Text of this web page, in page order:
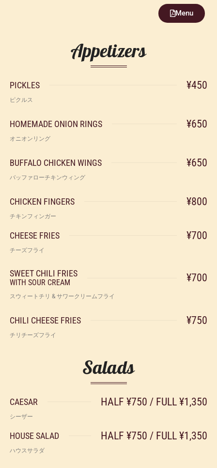
Lunch
To Go
News
Careers
Menu
Appetizers
PICKLES ¥450
ピクルス
HOMEMADE ONION RINGS ¥650
オニオンリング
BUFFALO CHICKEN WINGS ¥650
バッファローチキンウィング
CHICKEN FINGERS ¥800
チキンフィンガー
CHEESE FRIES ¥700
チーズフライ
SWEET CHILI FRIES
WITH SOUR CREAM ¥700
スウィートチリ & サワークリームフライ
CHILI CHEESE FRIES ¥750
チリチーズフライ
Salads
CAESAR HALF ¥750 / FULL ¥1,350
シーザー
HOUSE SALAD HALF ¥750 / FULL ¥1,350
ハウスサラダ